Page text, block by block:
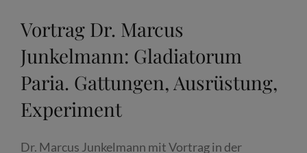
Vortrag Dr. Marcus
Junkelmann: Gladiatorum
Paria. Gattungen, Ausrüstung,
Experiment
Dr. Marcus Junkelmann mit Vortrag in der